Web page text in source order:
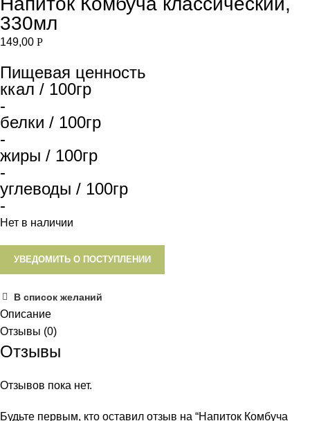
330мл
149,00 Р
Пищевая ценность
ккал / 100гр
-
белки / 100гр
-
жиры / 100гр
-
углеводы / 100гр
-
Нет в наличии
УВЕДОМИТЬ О ПОСТУПЛЕНИИ
В список желаний
Описание
Отзывы (0)
Отзывы
Отзывов пока нет.
Будьте первым, кто оставил отзыв на “Напиток Комбуча